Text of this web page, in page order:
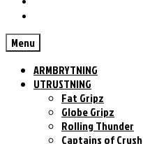
Menu
ARMBRYTNING
UTRUSTNING
Fat Gripz
Globe Gripz
Rolling Thunder
Captains of Crush